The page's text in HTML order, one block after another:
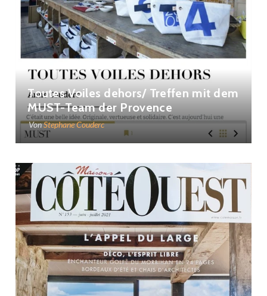
Toutes Voiles dehors/ Treffen mit dem
MUST-Team der Provence
VonStephane Couderc